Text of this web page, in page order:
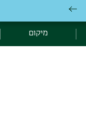
מיקום